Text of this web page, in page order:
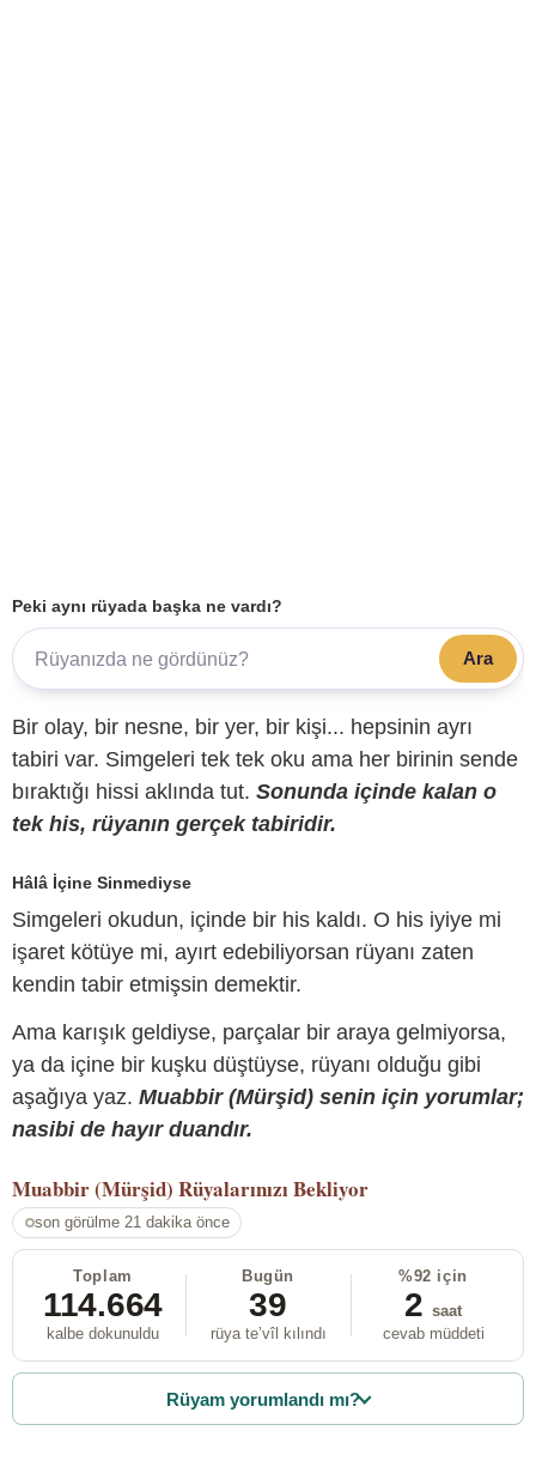
Peki aynı rüyada başka ne vardı?
Ara
Bir olay, bir nesne, bir yer, bir kişi... hepsinin ayrı
tabiri var. Simgeleri tek tek oku ama her birinin sende
bıraktığı hissi aklında tut. Sonunda içinde kalan o
tek his, rüyanın gerçek tabiridir.
Hâlâ İçine Sinmediyse
Simgeleri okudun, içinde bir his kaldı. O his iyiye mi
işaret kötüye mi, ayırt edebiliyorsan rüyanı zaten
kendin tabir etmişsin demektir.
Ama karışık geldiyse, parçalar bir araya gelmiyorsa,
ya da içine bir kuşku düştüyse, rüyanı olduğu gibi
aşağıya yaz. Muabbir (Mürşid) senin için yorumlar;
nasibi de hayır duandır.
Muabbir (Mürşid) Rüyalarınızı Bekliyor
son görülme 21 dakika önce
Toplam
114.664
kalbe dokunuldu
Bugün
39
rüya te’vîl kılındı
%92 için
2 saat
cevab müddeti
Rüyam yorumlandı mı?